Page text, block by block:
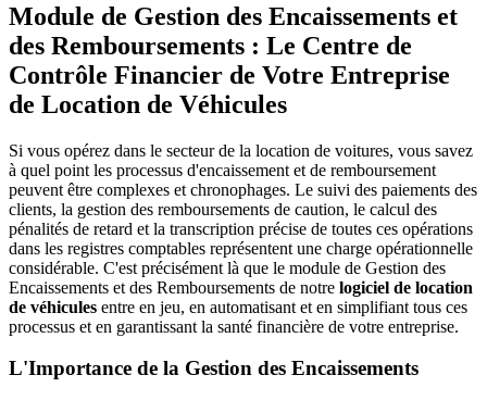
Module de Gestion des Encaissements et
des Remboursements : Le Centre de
Contrôle Financier de Votre Entreprise
de Location de Véhicules
Si vous opérez dans le secteur de la location de voitures, vous savez
à quel point les processus d'encaissement et de remboursement
peuvent être complexes et chronophages. Le suivi des paiements des
clients, la gestion des remboursements de caution, le calcul des
pénalités de retard et la transcription précise de toutes ces opérations
dans les registres comptables représentent une charge opérationnelle
considérable. C'est précisément là que le module de Gestion des
Encaissements et des Remboursements de notre logiciel de location
de véhicules entre en jeu, en automatisant et en simplifiant tous ces
processus et en garantissant la santé financière de votre entreprise.
L'Importance de la Gestion des Encaissements